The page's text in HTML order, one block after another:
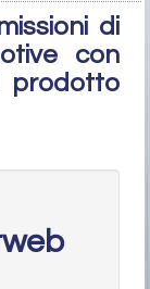
di
con
prodotto